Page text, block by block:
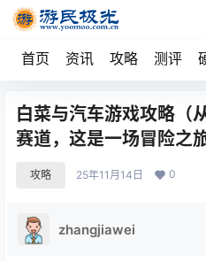
首页 资讯 攻略 测评
白菜与汽车游戏攻略（
赛道，这是一场冒险之旅
攻略 25年11月14日 0
zhangjiawei